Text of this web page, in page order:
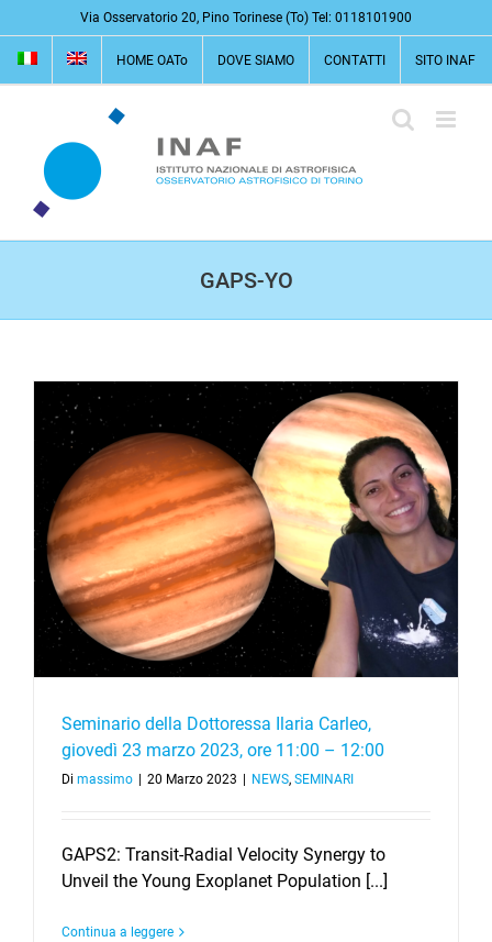
al
contenuto
Via Osservatorio 20, Pino Torinese (To) Tel: 0118101900
HOME OATo DOVE SIAMO CONTATTI SITO INAF
GAPS-YO
Seminario della Dottoressa Ilaria Carleo,
giovedì 23 marzo 2023, ore 11:00 – 12:00
Di massimo 20 Marzo 2023 NEWS, SEMINARI
GAPS2: Transit-Radial Velocity Synergy to
Unveil the Young Exoplanet Population [...]
Continua a leggere